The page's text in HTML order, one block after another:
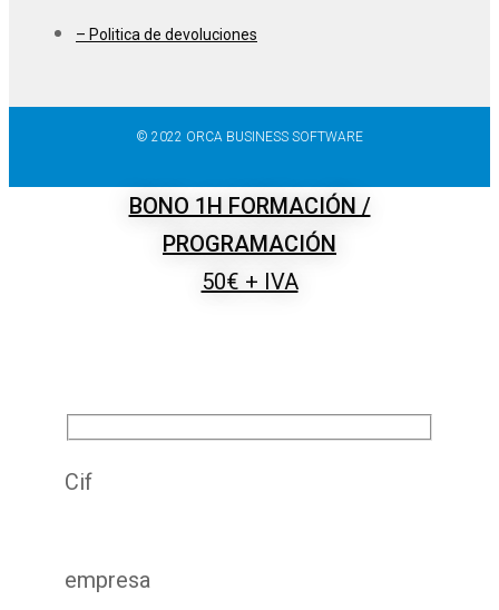
– Politica de devoluciones
© 2022 ORCA BUSINESS SOFTWARE
BONO 1H FORMACIÓN /
PROGRAMACIÓN
50€ + IVA
Cif
empresa